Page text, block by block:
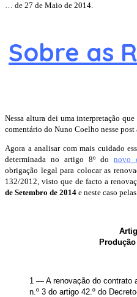
… de 27 de Maio de 2014.
Sobre as
Nessa altura dei uma interpretação
comentário do Nuno Coelho nesse post
Agora a analisar com mais cuidado
determinada no artigo 8º do novo
obrigação legal para colocar as
132/2012, visto que de facto a
de Setembro de 2014 e neste caso
1 — A renovação do contrato
n.º 3 do artigo 42.º do